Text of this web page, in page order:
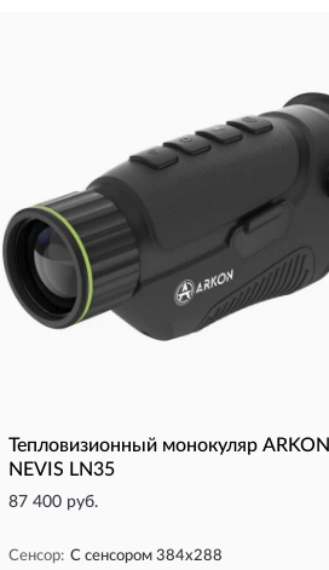
Тепловизионный монокуляр ARKON
NEVIS LN35
87 400 руб.
Сенсор: С сенсором 384x288